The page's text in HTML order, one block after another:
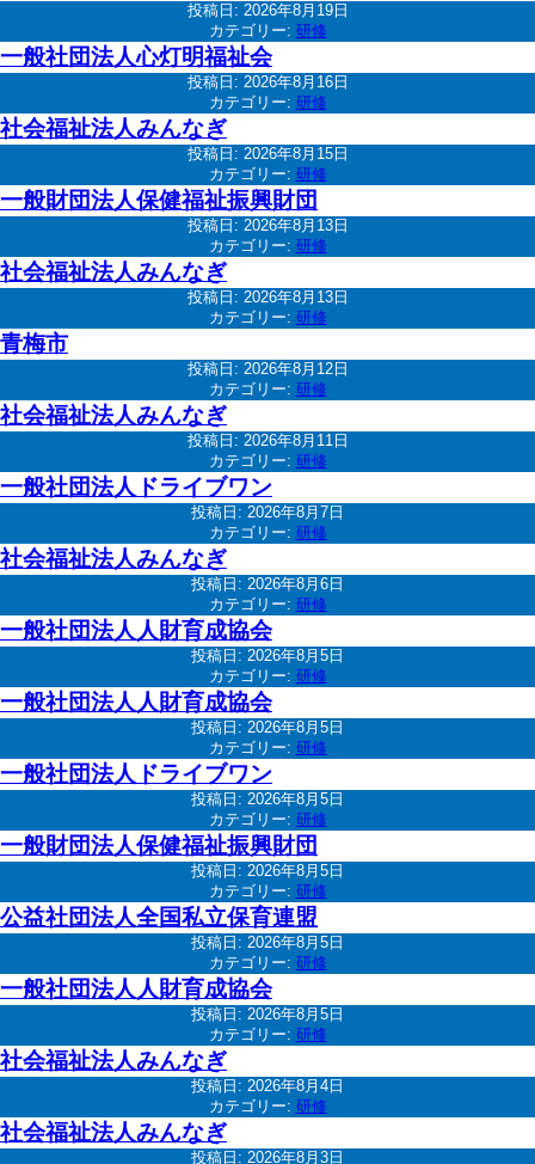
投稿日: 2026年8月19日
カテゴリー: 研修
一般社団法人心灯明福祉会
投稿日: 2026年8月16日
カテゴリー: 研修
社会福祉法人みんなぎ
投稿日: 2026年8月15日
カテゴリー: 研修
一般財団法人保健福祉振興財団
投稿日: 2026年8月13日
カテゴリー: 研修
社会福祉法人みんなぎ
投稿日: 2026年8月13日
カテゴリー: 研修
青梅市
投稿日: 2026年8月12日
カテゴリー: 研修
社会福祉法人みんなぎ
投稿日: 2026年8月11日
カテゴリー: 研修
一般社団法人ドライブワン
投稿日: 2026年8月7日
カテゴリー: 研修
社会福祉法人みんなぎ
投稿日: 2026年8月6日
カテゴリー: 研修
一般社団法人人財育成協会
投稿日: 2026年8月5日
カテゴリー: 研修
一般社団法人人財育成協会
投稿日: 2026年8月5日
カテゴリー: 研修
一般社団法人ドライブワン
投稿日: 2026年8月5日
カテゴリー: 研修
一般財団法人保健福祉振興財団
投稿日: 2026年8月5日
カテゴリー: 研修
公益社団法人全国私立保育連盟
投稿日: 2026年8月5日
カテゴリー: 研修
一般社団法人人財育成協会
投稿日: 2026年8月5日
カテゴリー: 研修
社会福祉法人みんなぎ
投稿日: 2026年8月4日
カテゴリー: 研修
社会福祉法人みんなぎ
投稿日: 2026年8月3日